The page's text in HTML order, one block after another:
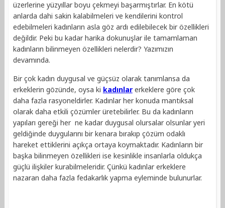
üzerlerine yüzyıllar boyu çekmeyi başarmıştırlar. En kötü
anlarda dahi sakin kalabilmeleri ve kendilerini kontrol
edebilmeleri kadınların asla göz ardı edilebilecek bir özellikleri
değildir. Peki bu kadar harika dokunuşlar ile tamamlaman
kadınların bilinmeyen özellikleri nelerdir? Yazımızın
devamında.
Bir çok kadın duygusal ve güçsüz olarak tanımlansa da
erkeklerin gözünde, oysa ki kadınlarerkeklere göre çok
daha fazla rasyoneldirler. Kadınlar her konuda mantıksal
olarak daha etkili çözümler üretebilirler. Bu da kadınların
yapıları gereği her ne kadar duygusal olursalar olsunlar yeri
geldiğinde duygularını bir kenara bırakıp çözüm odaklı
hareket ettiklerini açıkça ortaya koymaktadır. Kadınların bir
başka bilinmeyen özellikleri ise kesinlikle insanlarla oldukça
güçlü ilişkiler kurabilmeleridir. Çünkü kadınlar erkeklere
nazaran daha fazla fedakarlık yapma eyleminde bulunurlar.